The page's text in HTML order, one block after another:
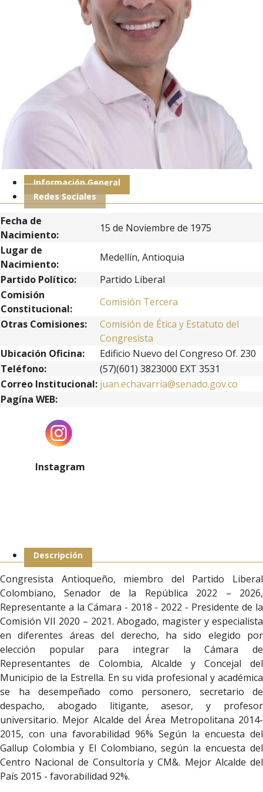
Información General
Redes Sociales
Fecha de
Nacimiento:
15 de Noviembre de 1975
Lugar de
Nacimiento:
Medellín, Antioquia
Partido Político:
Partido Liberal
Comisión
Constitucional:
Comisión Tercera
Otras Comisiones:
Comisión de Ética y Estatuto del
Congresista
Ubicación Oficina:
Edificio Nuevo del Congreso Of. 230
Teléfono:
(57)(601) 3823000 EXT 3531
Correo Institucional: juan.echavarria@senado.gov.co
Pagína WEB:
Instagram
Descripción
Congresista Antioqueño, miembro del Partido Liberal
Colombiano, Senador de la República 2022 – 2026,
Representante a la Cámara - 2018 - 2022 - Presidente de la
Comisión VII 2020 – 2021. Abogado, magister y especialista
en diferentes áreas del derecho, ha sido elegido por
elección popular para integrar la Cámara de
Representantes de Colombia, Alcalde y Concejal del
Municipio de la Estrella. En su vida profesional y académica
se ha desempeñado como personero, secretario de
despacho, abogado litigante, asesor, y profesor
universitario. Mejor Alcalde del Área Metropolitana 2014-
2015, con una favorabilidad 96% Según la encuesta del
Gallup Colombia y El Colombiano, según la encuesta del
Centro Nacional de Consultoría y CM&. Mejor Alcalde del
País 2015 - favorabilidad 92%.